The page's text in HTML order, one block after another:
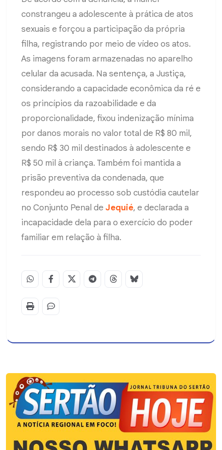
constrangeu a adolescente à prática de atos
sexuais e forçou a participação da própria
filha, registrando por meio de vídeo os atos.
As imagens foram armazenadas no aparelho
celular da acusada. Na sentença, a Justiça,
considerando a capacidade econômica da ré e
os princípios da razoabilidade e da
proporcionalidade, fixou indenização mínima
por danos morais no valor total de R$ 80 mil,
sendo R$ 30 mil destinados à adolescente e
R$ 50 mil à criança. Também foi mantida a
prisão preventiva da condenada, que
respondeu ao processo sob custódia cautelar
no Conjunto Penal de Jequié, e declarada a
incapacidade dela para o exercício do poder
familiar em relação à filha.